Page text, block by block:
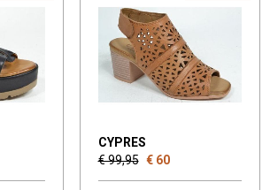
CYPRES
€ 99,95 € 60